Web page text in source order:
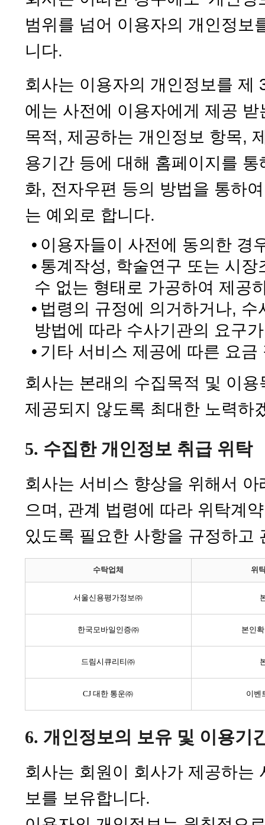
범위를 넘어 이용자의 개인정보
니다.
회사는 이용자의 개인정보를 제
에는 사전에 이용자에게 제공
목적, 제공하는 개인정보 항목,
용기간 등에 대해 홈페이지를
화, 전자우편 등의 방법을 통하
는 예외로 합니다.
• 이용자들이 사전에 동의한 경
• 통계작성, 학술연구 또는 시
수 없는 형태로 가공하여 제공
• 법령의 규정에 의거하거나,
방법에 따라 수사기관의 요구
• 기타 서비스 제공에 따른 요
회사는 본래의 수집목적 및 이
제공되지 않도록 최대한 노력하
5. 수집한 개인정보 취급 위탁
회사는 서비스 향상을 위해서
으며, 관계 법령에 따라 위탁계
있도록 필요한 사항을 규정하고
수탁업체 위
서울신용평가정보㈜
한국모바일인증㈜ 본인
드림시큐리티㈜
CJ 대한 통운㈜ 이벤
6. 개인정보의 보유 및 이용기
회사는 회원이 회사가 제공하는
보를 보유합니다.